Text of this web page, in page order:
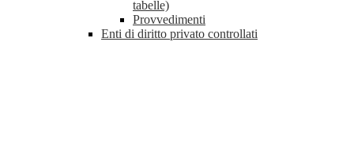
tabelle)
Provvedimenti
Enti di diritto privato controllati